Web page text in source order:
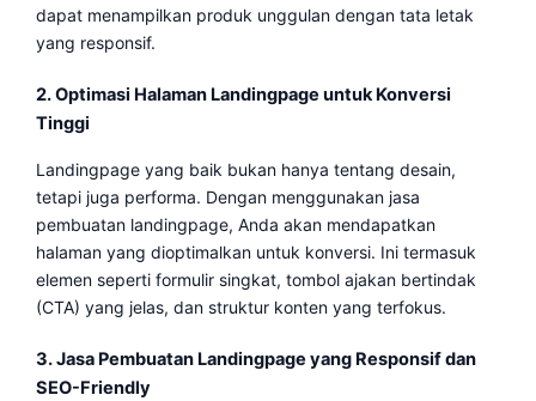
dapat menampilkan produk unggulan dengan tata letak
yang responsif.
2. Optimasi Halaman Landingpage untuk Konversi
Tinggi
Landingpage yang baik bukan hanya tentang desain,
tetapi juga performa. Dengan menggunakan jasa
pembuatan landingpage, Anda akan mendapatkan
halaman yang dioptimalkan untuk konversi. Ini termasuk
elemen seperti formulir singkat, tombol ajakan bertindak
(CTA) yang jelas, dan struktur konten yang terfokus.
3. Jasa Pembuatan Landingpage yang Responsif dan
SEO-Friendly